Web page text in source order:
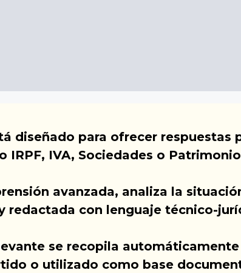
diseñado para ofrecer respuestas
IRPF, IVA, Sociedades o Patrimonio
avanzada, analiza la
redactada con lenguaje técnico-
se recopila
o utilizado como base